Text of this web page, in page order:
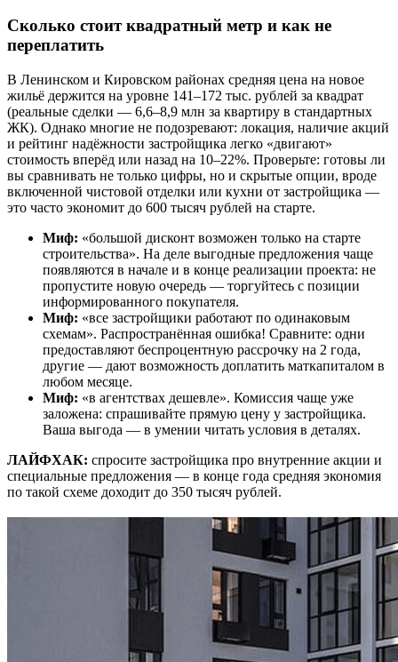
Сколько стоит квадратный метр и как не
переплатить
В Ленинском и Кировском районах средняя цена на новое
жильё держится на уровне 141–172 тыс. рублей за квадрат
(реальные сделки — 6,6–8,9 млн за квартиру в стандартных
ЖК). Однако многие не подозревают: локация, наличие акций
и рейтинг надёжности застройщика легко «двигают»
стоимость вперёд или назад на 10–22%. Проверьте: готовы ли
вы сравнивать не только цифры, но и скрытые опции, вроде
включенной чистовой отделки или кухни от застройщика —
это часто экономит до 600 тысяч рублей на старте.
Миф: «большой дисконт возможен только на старте
строительства». На деле выгодные предложения чаще
появляются в начале и в конце реализации проекта: не
пропустите новую очередь — торгуйтесь с позиции
информированного покупателя.
Миф: «все застройщики работают по одинаковым
схемам». Распространённая ошибка! Сравните: одни
предоставляют беспроцентную рассрочку на 2 года,
другие — дают возможность доплатить маткапиталом в
любом месяце.
Миф: «в агентствах дешевле». Комиссия чаще уже
заложена: спрашивайте прямую цену у застройщика.
Ваша выгода — в умении читать условия в деталях.
ЛАЙФХАК: спросите застройщика про внутренние акции и
специальные предложения — в конце года средняя экономия
по такой схеме доходит до 350 тысяч рублей.